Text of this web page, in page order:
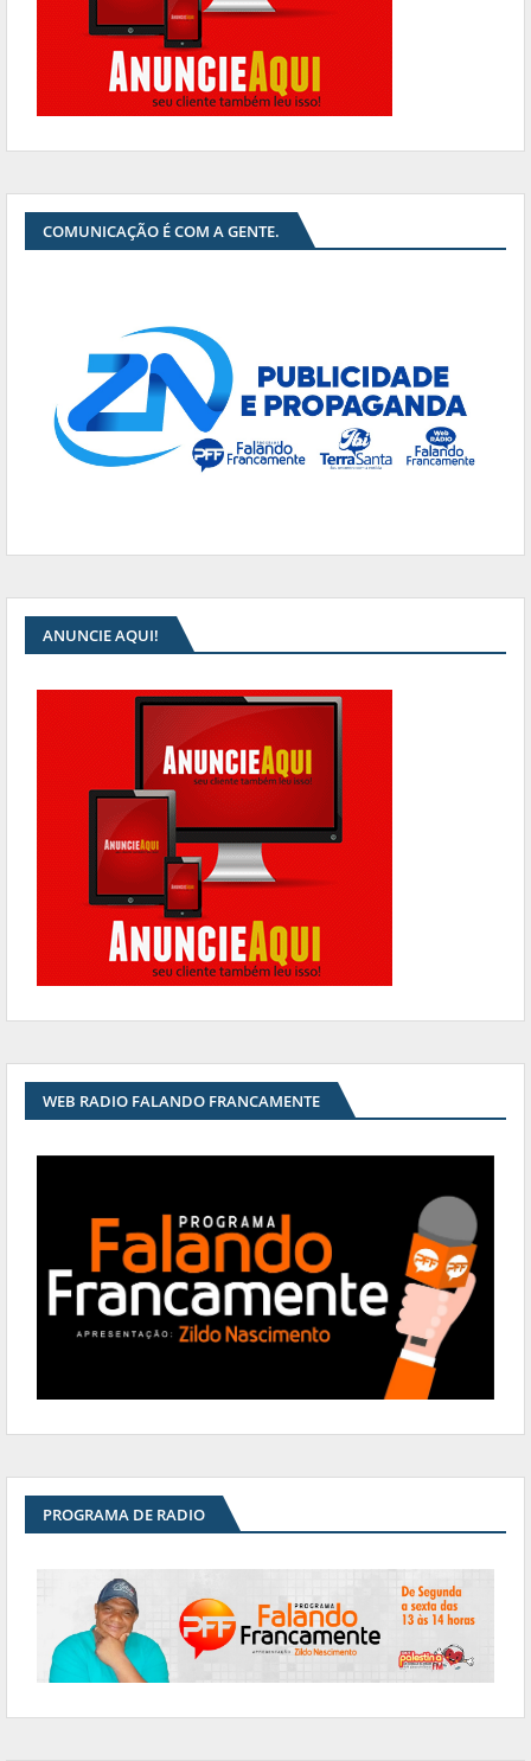
COMUNICAÇÃO É COM A GENTE.
ANUNCIE AQUI!
WEB RADIO FALANDO FRANCAMENTE
PROGRAMA DE RADIO